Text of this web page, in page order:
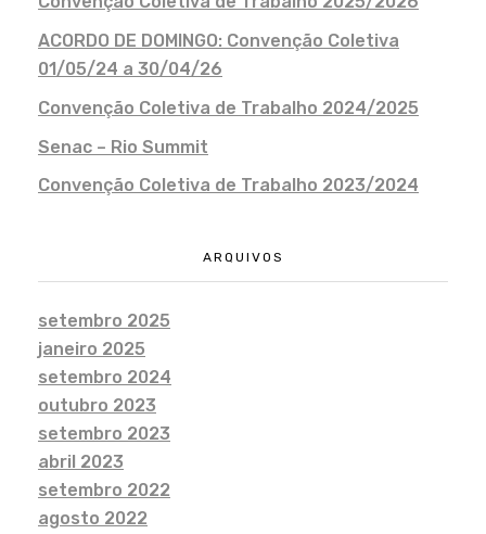
ACORDO DE DOMINGO: Convenção Coletiva
01/05/24 a 30/04/26
Convenção Coletiva de Trabalho 2024/2025
Senac – Rio Summit
Convenção Coletiva de Trabalho 2023/2024
ARQUIVOS
setembro 2025
janeiro 2025
setembro 2024
outubro 2023
setembro 2023
abril 2023
setembro 2022
agosto 2022